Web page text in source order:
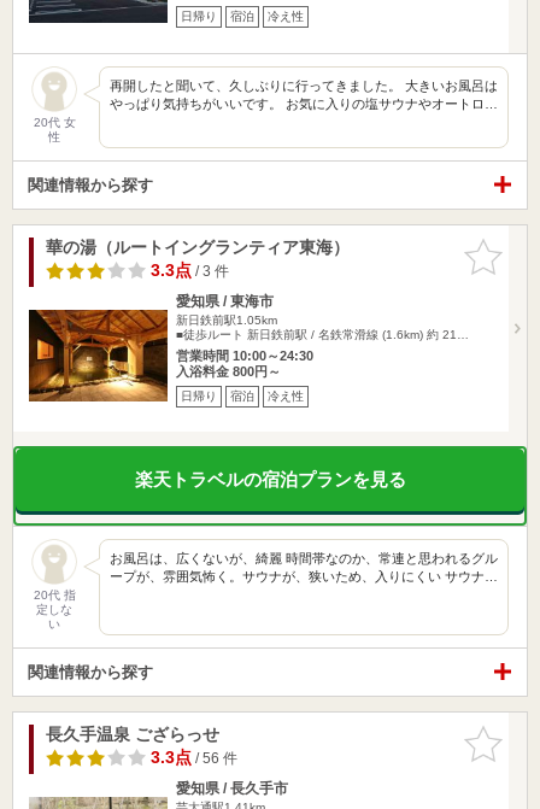
日帰り 宿泊 冷え性
20代 女
性
再開したと聞いて、久しぶりに行ってきました。 大きいお風呂は
やっぱり気持ちがいいです。 お気に入りの塩サウナやオートロ…
関連情報から探す
お気に入
りに追加
華の湯（ルートイングランティア東海）
3.3点/ 3 件
愛知県 / 東海市
新日鉄前駅1.05km
■徒歩ルート 新日鉄前駅 / 名鉄常滑線 (1.6km) 約 21…
営業時間 10:00～24:30
入浴料金 800円～
日帰り 宿泊 冷え性
楽天トラベルの宿泊プランを見る
20代 指
定しな
い
お風呂は、広くないが、綺麗 時間帯なのか、常連と思われるグル
ープが、雰囲気怖く。サウナが、狭いため、入りにくい サウナ…
関連情報から探す
お気に入
りに追加
長久手温泉 ござらっせ
3.3点/ 56 件
愛知県 / 長久手市